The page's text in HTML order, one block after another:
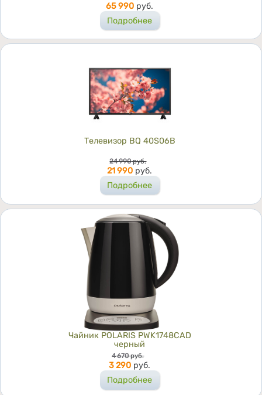
65 990 руб.
Подробнее
Телевизор BQ 40S06B
Цена
24 990 руб.
21 990 руб.
Подробнее
Чайник POLARIS PWK1748CAD
черный
Цена
4 670 руб.
3 290 руб.
Подробнее